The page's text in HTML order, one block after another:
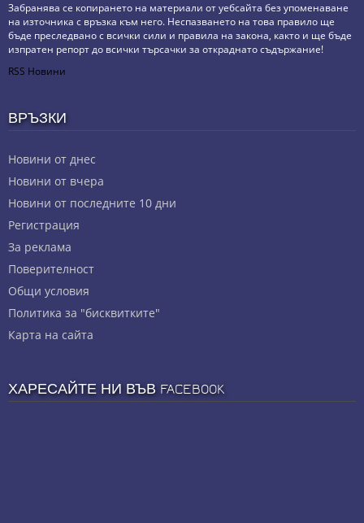
Забранява се копирането на материали от уебсайта без упоменаване
на източника с връзка към него. Неспазването на това правило ще
бъде преследвано с всички сили и правила на закона, както и ще бъде
изпратен репорт до всички търсачки за откраднато съдържание!
RSS Новини
ВРЪЗКИ
Новини от днес
Новини от вчера
Новини от последните 10 дни
Регистрация
За реклама
Πoвepитeлнocт
Общи условия
Политика за "бисквитките"
Карта на сайта
ХАРЕСАЙТЕ НИ ВЪВ FACEBOOK